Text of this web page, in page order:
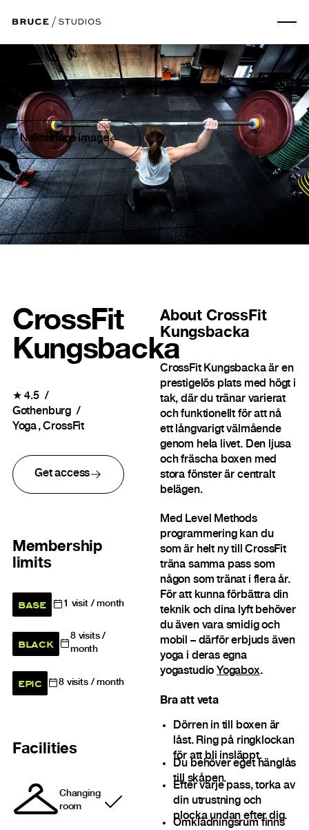
Previous image
Next image
CrossFit
Kungsbacka
★4.5
Gothenburg
Yoga CrossFit
Get access
Membership
limits
BASE 1 visit / month
BLACK 8visits /
month
EPIC 8visits / month
Facilities
Changing
room
Included
About CrossFit
Kungsbacka
CrossFit Kungsbacka är en
prestigelös plats med högt i
tak, där du tränar varierat
och funktionellt för att nå
ett långvarigt välmående
genom hela livet. Den ljusa
och fräscha boxen med
stora fönster är centralt
belägen.
Med Level Methods
programmering kan du
som är helt ny till CrossFit
träna samma pass som
någon som tränat i flera år.
För att kunna förbättra din
teknik och dina lyft behöver
du även vara smidig och
mobil – därför erbjuds även
yoga i deras egna
yogastudio Yogabox.
Bra att veta
Dörren in till boxen är
låst. Ring på ringklockan
för att bli insläppt.
Du behöver eget hänglås
till skåpen.
Efter varje pass, torka av
din utrustning och
plocka undan efter dig.
Omklädningsrum finns